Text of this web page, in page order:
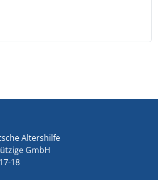
Altershilfe
GmbH
18